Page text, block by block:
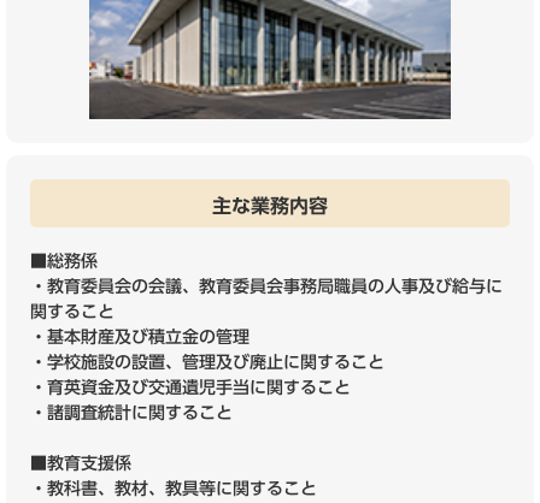
主な業務内容
■総務係
・教育委員会の会議、教育委員会事務局職員の人事及び給与に
関すること
・基本財産及び積立金の管理
・学校施設の設置、管理及び廃止に関すること
・育英資金及び交通遺児手当に関すること
・諸調査統計に関すること
■教育支援係
・教科書、教材、教具等に関すること